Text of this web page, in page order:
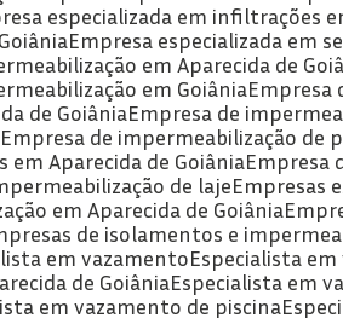
especializada em infiltrações
Empresa especializada em
em Aparecida de
em Goiânia
de Goiânia Empresa de
Empresa de impermeabilização de
em Aparecida de Goiânia
de laje
em Aparecida de Goiânia
de isolamentos e
em vazamento Especialista
de Goiânia Especialista em
em vazamento de piscina